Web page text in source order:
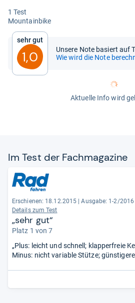
1 Test
Moun­tain­bike
Sehr gut
1,0
Unsere Note basiert auf
Wie wird die Note
Aktuelle Info wird
Im Test der Fach­ma­ga­zine
Erschienen: 18.12.2015
Ausgabe: 1-2/2016
Details zum Test
„sehr gut“
Platz 1 von 7
„Plus: leicht und schnell; klapperfreie
Minus: nicht variable Stütze; günstigere